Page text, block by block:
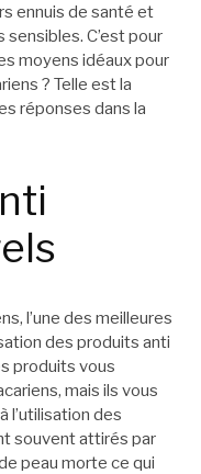
ennuis de santé et
C’est pour
moyens idéaux pour
? Telle est la
réponses dans la
l’une des meilleures
des produits anti
produits vous
mais ils vous
l’utilisation des
souvent attirés par
peau morte ce qui